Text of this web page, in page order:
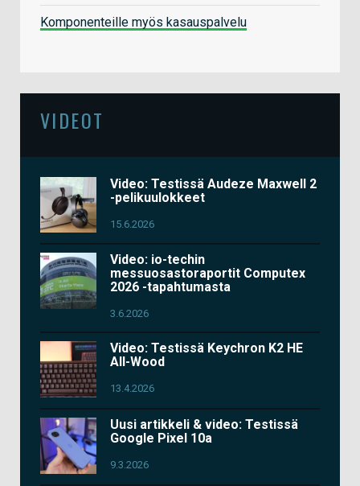
Komponenteille myös kasauspalvelu
VIDEOT
Video: Testissä Audeze Maxwell 2
-pelikuulokkeet
15.6.2026
Video: io-techin
messuosastoraportit Computex
2026 -tapahtumasta
3.6.2026
Video: Testissä Keychron K2 HE
All-Wood
13.4.2026
Uusi artikkeli & video: Testissä
Google Pixel 10a
9.3.2026